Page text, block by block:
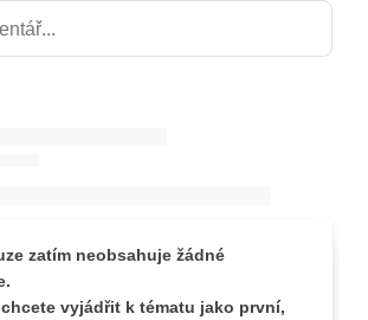
SEX A VZTAHY